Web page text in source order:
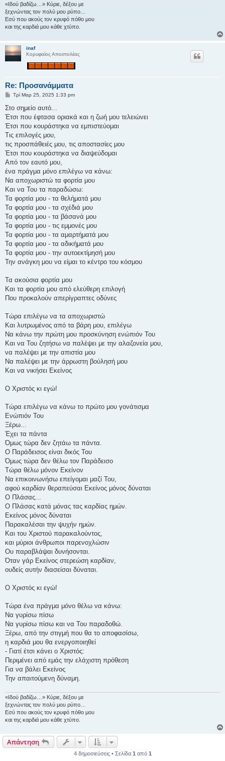
«Ιδού βαδίζω…» Κύριε, δέξου με
ξεχνώντας τον πολύ μου ρύπο…
Εσύ που ακούς τον κρυφό πόθο μου
και της καρδιά μου κάθε χτύπο.
inaf
Κορυφαίος Αποστολέας
Re: Προσανάμματα
Δ
μ
σ
ί
υ
σ
η
Τρί Μαρ 25, 2025 1:33 pm
Στο σημείο αυτό...
Έτσι που έφτασα οριακά και η ζωή μου τελειώνει
Έτσι που κουράστηκα να εμπιστεύομαι
Τις επιλογές μου,
τις προσπάθειές μου, τις αποστασίες μου
Έτσι που κουράστηκα να διαψεύδομαι
Από τον εαυτό μου,
ένα πράγμα μόνο επιλέγω να κάνω:
Να αποχωριστώ τα φορτία μου
Και να Του τα παραδώσω:
Τα φορτία μου - τα θελήματά μου
Τα φορτία μου - τα σχέδιά μου
Τα φορτία μου - τα βάσανά μου
Τα φορτία μου - τις εμμονές μου
Τα φορτία μου - τα αμαρτήματά μου
Τα φορτία μου - τα αδικήματά μου
Τα φορτία μου - την αυτοεκτίμησή μου
Την ανάγκη μου να είμαι το κέντρο του κόσμου
Τα ακούσια φορτία μου
Και τα φορτία μου από ελεύθερη επιλογή
Που προκαλούν απερίγραπτες οδύνες
Τώρα επιλέγω να τα αποχωριστώ
Και λυτρωμένος από τα βάρη μου, επιλέγω
Να κάνω την πρώτη μου προσκύνηση ενώπιόν Του
Και να Του ζητήσω να παλέψει με την αλαζονεία μου,
να παλέψει με την απιστία μου
Να παλέψει με την άρρωστη βούλησή μου
Και να νικήσει Εκείνος
Ο Χριστός κι εγώ!
Τώρα επιλέγω να κάνω το πρώτο μου γονάτισμα
Ενώπιόν Του
Ξέρω...
Έχει τα πάντα
Όμως τώρα δεν ζητάω τα πάντα.
Ο Παράδεισος είναι δικός Του
Όμως τώρα δεν θέλω τον Παράδεισο
Τώρα θέλω μόνον Εκείνον
Να επικοινωνήσω επείγομαι μαζί Του,
αφού καρδίαν θεραπεύσαι Εκείνος μόνος δύναται
Ο Πλάσας...
Ο Πλάσας κατά μόνας τας καρδίας ημών.
Εκείνος μόνος δύναται
Παρακαλέσαι την ψυχήν ημών.
Και του Χριστού παρακαλούντος,
και μύριοι άνθρωποι παρενοχλώσιν
Ου παραβλάψαι δυνήσονται.
Όταν γάρ Εκείνος στερεώση καρδίαν,
ουδείς αυτήν διασείσαι δύναται.
Ο Χριστός κι εγώ!
Τώρα ένα πράγμα μόνο θέλω να κάνω:
Να γυρίσω πίσω
Να γυρίσω πίσω και να Του παραδοθώ.
Ξέρω, από την στιγμή που θα το αποφασίσω,
η καρδιά μου θα ενεργοποιηθεί
- Γιατί έτσι κάνει ο Χριστός:
Περιμένει από εμάς την ελάχιστη πρόθεση
Για να βάλει Εκείνος
Την απαιτούμενη δύναμη.
«Ιδού βαδίζω…» Κύριε, δέξου με
ξεχνώντας τον πολύ μου ρύπο…
Εσύ που ακούς τον κρυφό πόθο μου
και της καρδιά μου κάθε χτύπο.
Απάντηση
4 δημοσιεύσεις • Σελίδα 1 από 1